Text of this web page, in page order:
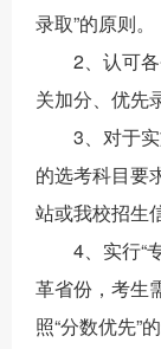
录取”的原则。
2、认可
关加分、优先
3、对于
的选考科目要
站或我校招生
4、实行“
革省份，考生
照“分数优先”